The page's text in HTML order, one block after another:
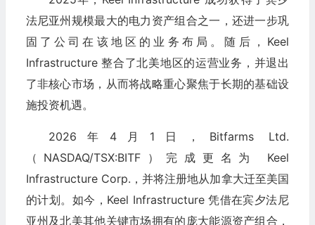
法尼亚州规模最大的电力资产组合之一，还进一步巩
固了公司在该地区的业务布局。随后，Keel
Infrastructure 整合了北美地区的运营业务，并退出
了非核心市场，从而将战略重心聚焦于长期的基础设
施投资机遇。
2026年4月1日，Bitfarms Ltd.
（NASDAQ/TSX:BITF）完成更名为 Keel
Infrastructure Corp.，并将注册地从加拿大迁至美国
的计划。如今，Keel Infrastructure 凭借在宾夕法尼
亚州及北美其他关键市场拥有的庞大能源资产组合，